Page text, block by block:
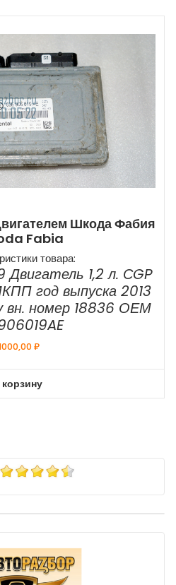
Шкода Фабия
Fabia
товара:
Двигатель 1,2 л. СGP
год выпуска 2013
вн. номер 18836 ОЕМ
₽